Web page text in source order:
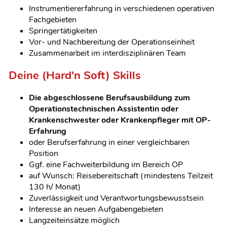
Instrumentiererfahrung in verschiedenen operativen
Fachgebieten
Springertätigkeiten
Vor- und Nachbereitung der Operationseinheit
Zusammenarbeit im interdisziplinären Team
Deine (Hard'n Soft) Skills
Die abgeschlossene Berufsausbildung zum
Operationstechnischen Assistentin oder
Krankenschwester oder Krankenpfleger mit OP-
Erfahrung
oder Berufserfahrung in einer vergleichbaren
Position
Ggf. eine Fachweiterbildung im Bereich OP
auf Wunsch: Reisebereitschaft (mindestens Teilzeit
130 h/ Monat)
Zuverlässigkeit und Verantwortungsbewusstsein
Interesse an neuen Aufgabengebieten
Langzeiteinsätze möglich